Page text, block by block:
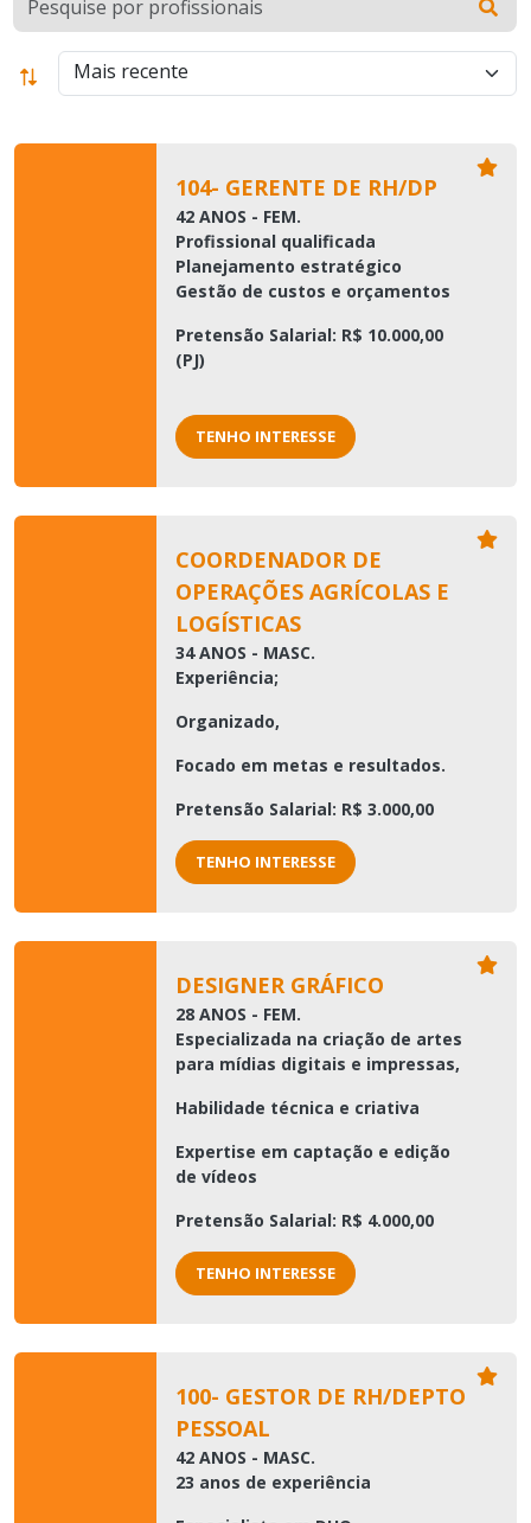
104- GERENTE DE RH/DP
42 ANOS - FEM.
Profissional qualificada
Planejamento estratégico
Gestão de custos e orçamentos
Pretensão Salarial: R$ 10.000,00
(PJ)
TENHO INTERESSE
COORDENADOR DE
OPERAÇÕES AGRÍCOLAS E
LOGÍSTICAS
34 ANOS - MASC.
Experiência;
Organizado,
Focado em metas e resultados.
Pretensão Salarial: R$ 3.000,00
TENHO INTERESSE
DESIGNER GRÁFICO
28 ANOS - FEM.
Especializada na criação de artes
para mídias digitais e impressas,
Habilidade técnica e criativa
Expertise em captação e edição
de vídeos
Pretensão Salarial: R$ 4.000,00
TENHO INTERESSE
100- GESTOR DE RH/DEPTO
PESSOAL
42 ANOS - MASC.
23 anos de experiência